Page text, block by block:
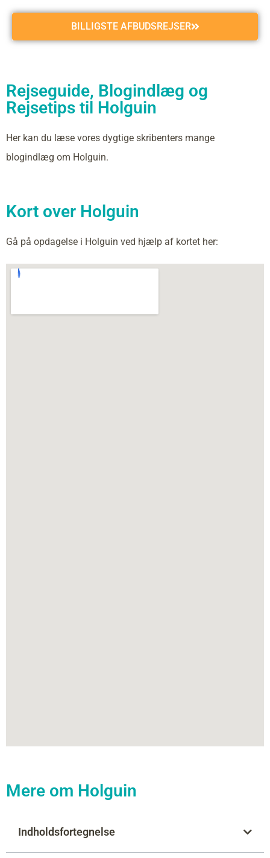
BILLIGSTE AFBUDSREJSER
Rejseguide, Blogindlæg og
Rejsetips til Holguin
Her kan du læse vores dygtige skribenters mange
blogindlæg om Holguin.
Kort over Holguin
Gå på opdagelse i Holguin ved hjælp af kortet her:
Mere om Holguin
Indholdsfortegnelse